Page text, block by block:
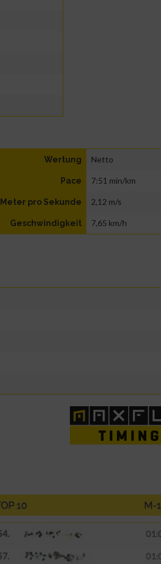
Wertung Netto
Pace 7:51 min/km
Meter pro Sekunde 2,12 m/s
Geschwindigkeit 7,65 km/h